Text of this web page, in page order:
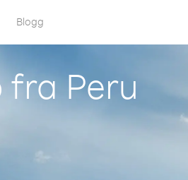
Blogg
fra Peru